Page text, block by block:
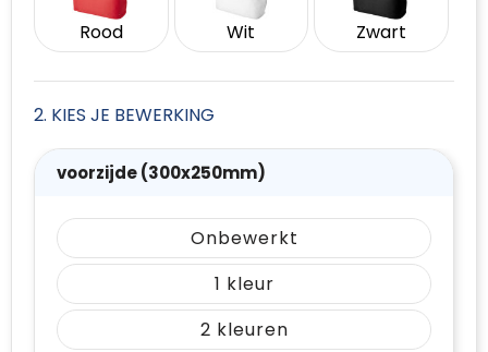
Rood Wit Zwart
2. KIES JE BEWERKING
voorzijde (300x250mm)
Onbewerkt
1
2